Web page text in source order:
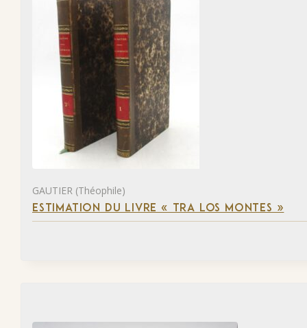
GAUTIER (Théophile)
ESTIMATION DU LIVRE « TRA LOS MONTES »